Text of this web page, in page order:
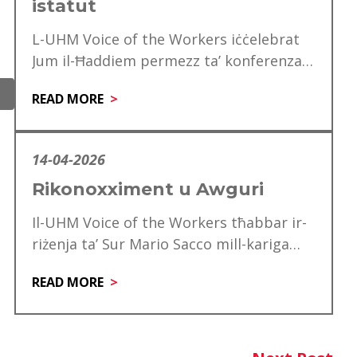
istatut
L-UHM Voice of the Workers iċċelebrat
Jum il-Ħaddiem permezz ta’ konferenza
mfakkar ukoll is-60 anniversarju…
READ MORE
14-04-2026
Rikonoxximent u Awguri
Il-UHM Voice of the Workers tħabbar ir-
riżenja ta’ Sur Mario Sacco mill-kariga
servizz tiegħu,…
READ MORE